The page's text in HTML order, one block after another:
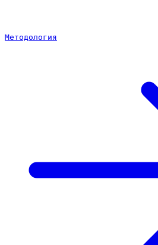
Методология